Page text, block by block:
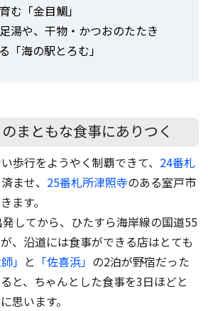
む「金目鯛」
湯や、干物・かつおのたたき
「海の駅とろむ」
まともな食事にありつく
歩行をようやく制覇できて、 24番札
ませ、 25番札所津照寺のある室戸市
ます。
発してから、ひたすら海岸線の国道55
、沿道には食事ができる店はとても
」 と 「佐喜浜」 の2泊が野宿だった
と、ちゃんとした食事を3日ほどと
思います。